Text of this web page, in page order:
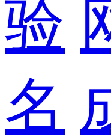
验
名